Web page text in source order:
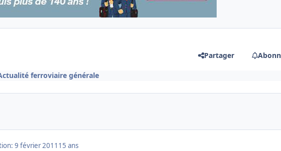
Partager
ferroviaire générale
9 février 2011 15 ans